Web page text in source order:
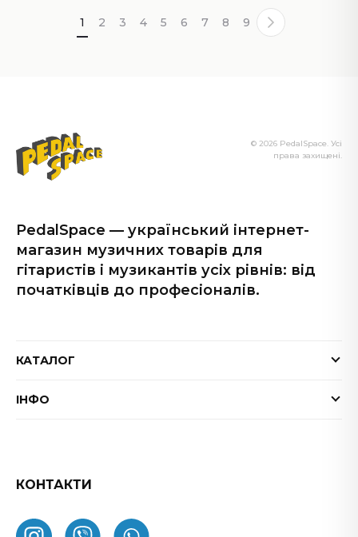
1 2 3 4 5 6 7 8 9
PedalSpace — український інтернет-
магазин музичних товарів для
гітаристів і музикантів усіх рівнів: від
початківців до професіоналів.
© 2026 PedalSpace. Усі
права захищені.
КАТАЛОГ
Електрогітари
Процесори ефектів
Підсилювачі
ІНФО
Обмін та повернення товару
Як замовити
КОНТАКТИ